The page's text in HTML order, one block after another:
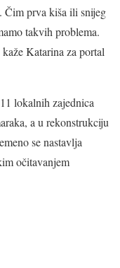
Čim prva kiša ili snijeg
takvih problema.
Katarina za portal
lokalnih zajednica
a u rekonstrukciju
se nastavlja
očitavanjem